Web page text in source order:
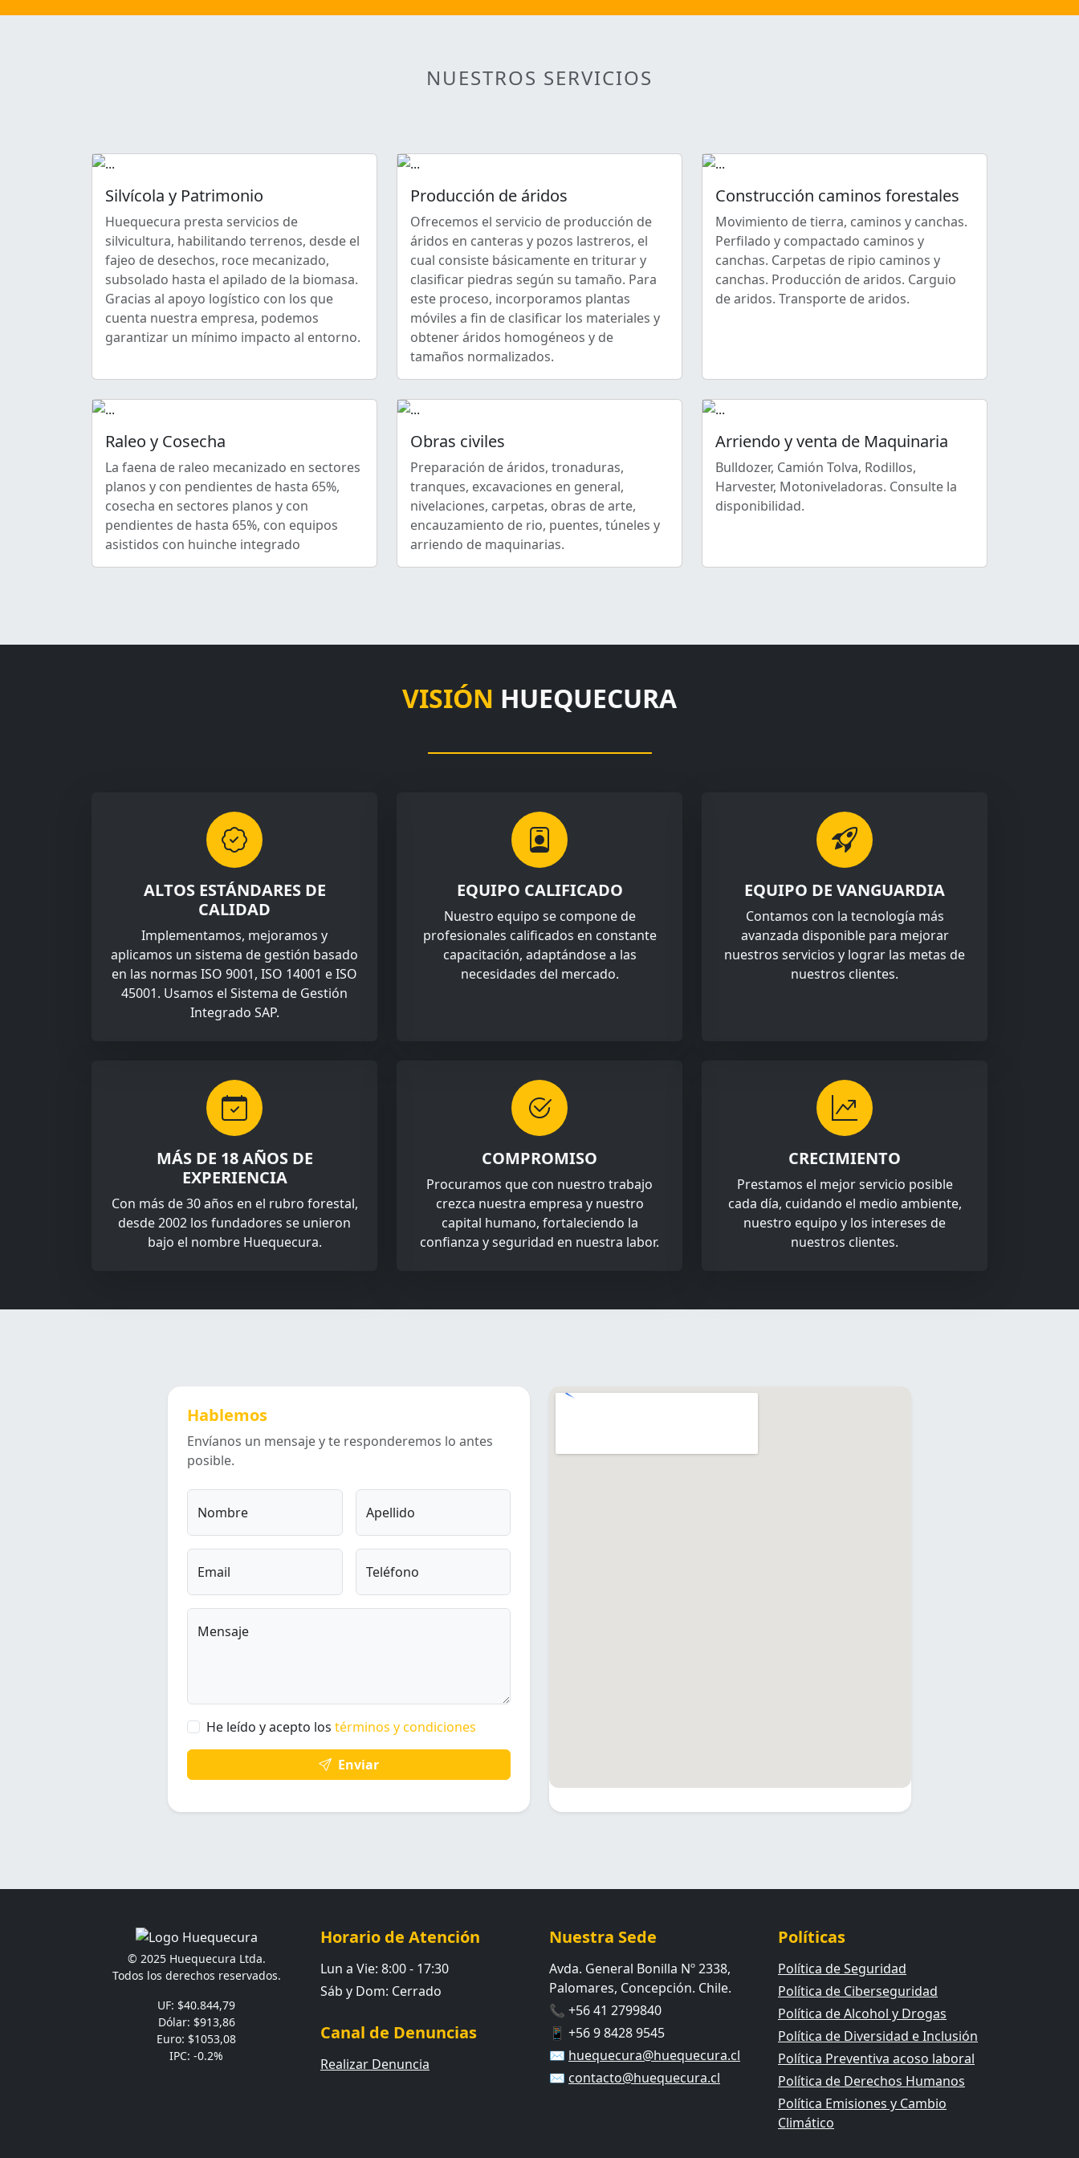
NUESTROS SERVICIOS
Silvícola y Patrimonio
Huequecura presta servicios de
silvicultura, habilitando terrenos, desde el
fajeo de desechos, roce mecanizado,
subsolado hasta el apilado de la biomasa.
Gracias al apoyo logístico con los que
cuenta nuestra empresa, podemos
garantizar un mínimo impacto al entorno.
Producción de áridos
Ofrecemos el servicio de producción de
áridos en canteras y pozos lastreros, el
cual consiste básicamente en triturar y
clasificar piedras según su tamaño. Para
este proceso, incorporamos plantas
móviles a fin de clasificar los materiales y
obtener áridos homogéneos y de
tamaños normalizados.
Construcción caminos forestales
Movimiento de tierra, caminos y canchas.
Perfilado y compactado caminos y
canchas. Carpetas de ripio caminos y
canchas. Producción de aridos. Carguio
de aridos. Transporte de aridos.
Raleo y Cosecha
La faena de raleo mecanizado en sectores
planos y con pendientes de hasta 65%,
cosecha en sectores planos y con
pendientes de hasta 65%, con equipos
asistidos con huinche integrado
Obras civiles
Preparación de áridos, tronaduras,
tranques, excavaciones en general,
nivelaciones, carpetas, obras de arte,
encauzamiento de rio, puentes, túneles y
arriendo de maquinarias.
Arriendo y venta de Maquinaria
Bulldozer, Camión Tolva, Rodillos,
Harvester, Motoniveladoras. Consulte la
disponibilidad.
VISIÓN HUEQUECURA
ALTOS ESTÁNDARES DE
CALIDAD
Implementamos, mejoramos y
aplicamos un sistema de gestión basado
en las normas ISO 9001, ISO 14001 e ISO
45001. Usamos el Sistema de Gestión
Integrado SAP.
EQUIPO CALIFICADO
Nuestro equipo se compone de
profesionales calificados en constante
capacitación, adaptándose a las
necesidades del mercado.
EQUIPO DE VANGUARDIA
Contamos con la tecnología más
avanzada disponible para mejorar
nuestros servicios y lograr las metas de
nuestros clientes.
MÁS DE 18 AÑOS DE
EXPERIENCIA
Con más de 30 años en el rubro forestal,
desde 2002 los fundadores se unieron
bajo el nombre Huequecura.
COMPROMISO
Procuramos que con nuestro trabajo
crezca nuestra empresa y nuestro
capital humano, fortaleciendo la
confianza y seguridad en nuestra labor.
CRECIMIENTO
Prestamos el mejor servicio posible
cada día, cuidando el medio ambiente,
nuestro equipo y los intereses de
nuestros clientes.
Hablemos
Envíanos un mensaje y te responderemos lo antes
posible.
Nombre Apellido
Email Teléfono
Mensaje
He leído y acepto los términos y condiciones
Enviar
© 2025 Huequecura Ltda.
Todos los derechos reservados.
UF: $40.844,79
Dólar: $913,86
Euro: $1053,08
IPC: -0.2%
Horario de Atención
Lun a Vie: 8:00 - 17:30
Sáb y Dom: Cerrado
Canal de Denuncias
Realizar Denuncia
Nuestra Sede
Avda. General Bonilla Nº 2338,
Palomares, Concepción. Chile.
📞 +56 41 2799840
📱 +56 9 8428 9545
✉️ huequecura@huequecura.cl
✉️ contacto@huequecura.cl
Políticas
Política de Seguridad
Política de Ciberseguridad
Política de Alcohol y Drogas
Política de Diversidad e Inclusión
Política Preventiva acoso laboral
Política de Derechos Humanos
Política Emisiones y Cambio
Climático